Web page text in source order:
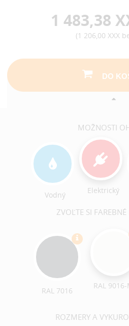
1 483,38
(1 206,00 XXX
DO
MOŽNOSTI
Vodný Elektrický
ZVOĽTE SI FAREBNÉ
RAL 7016 RAL 9016-
ROZMERY A